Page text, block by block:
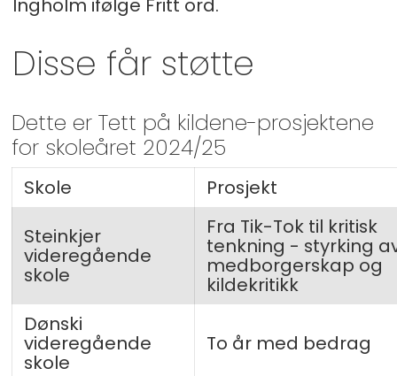
Ingholm ifølge Fritt ord.
Disse får støtte
Dette er Tett på kildene-prosjektene
for skoleåret 2024/25
Skole
Prosjekt
Steinkjer
videregående
skole
Fra Tik-Tok til kritisk
tenkning - styrking
medborgerskap og
kildekritikk
Dønski
videregående
skole
To år med bedrag